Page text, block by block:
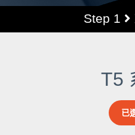
Step 1
T5
已